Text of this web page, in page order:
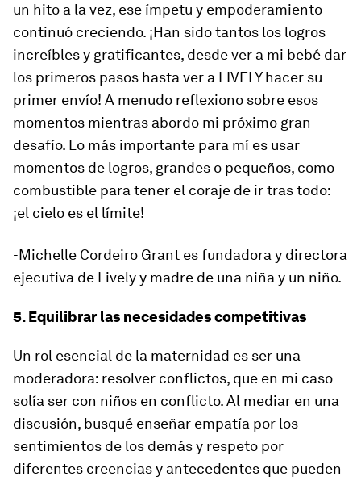
un hito a la vez, ese ímpetu y empoderamiento
continuó creciendo. ¡Han sido tantos los logros
increíbles y gratificantes, desde ver a mi bebé dar
los primeros pasos hasta ver a LIVELY hacer su
primer envío! A menudo reflexiono sobre esos
momentos mientras abordo mi próximo gran
desafío. Lo más importante para mí es usar
momentos de logros, grandes o pequeños, como
combustible para tener el coraje de ir tras todo:
¡el cielo es el límite!
-Michelle Cordeiro Grant es fundadora y directora
ejecutiva de Lively y madre de una niña y un niño.
5. Equilibrar las necesidades competitivas
Un rol esencial de la maternidad es ser una
moderadora: resolver conflictos, que en mi caso
solía ser con niños en conflicto. Al mediar en una
discusión, busqué enseñar empatía por los
sentimientos de los demás y respeto por
diferentes creencias y antecedentes que pueden